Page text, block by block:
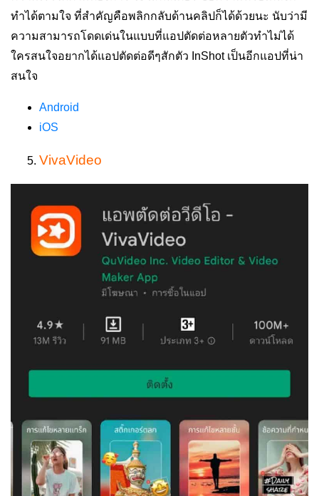
ทำได้ตามใจ ที่สำคัญคือพลิกกลับด้านคลิปก็ได้ด้วยนะ นับว่ามี
ความสามารถโดดเด่นในแบบที่แอปตัดต่อหลายตัวทำไม่ได้
ใครสนใจอยากได้แอปตัดต่อดีๆสักตัว InShot เป็นอีกแอปที่น่า
สนใจ
Android
iOS
VivaVideo